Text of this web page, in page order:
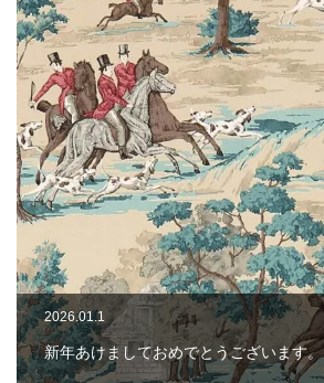
2026.01.1
新年あけましておめでとうございます。